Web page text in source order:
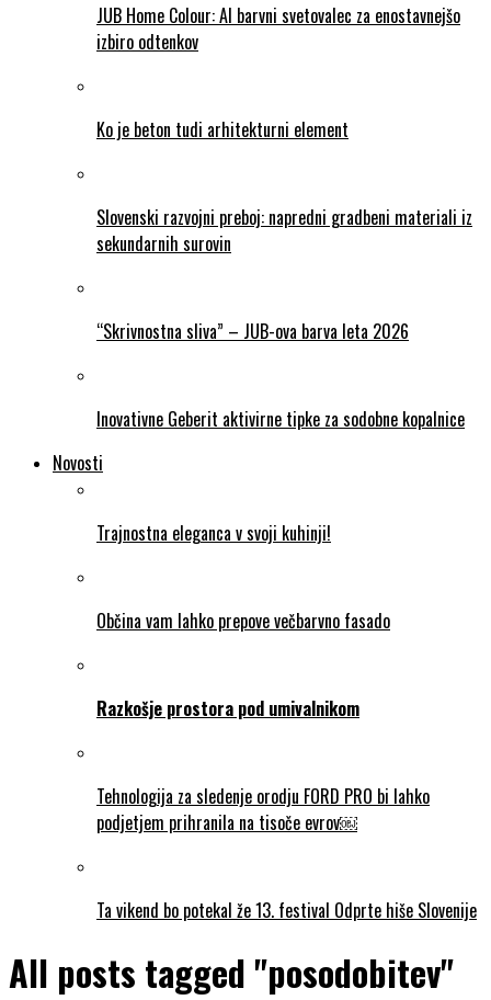
JUB Home Colour: AI barvni svetovalec za enostavnejšo
izbiro odtenkov
Ko je beton tudi arhitekturni element
Slovenski razvojni preboj: napredni gradbeni materiali iz
sekundarnih surovin
“Skrivnostna sliva” – JUB-ova barva leta 2026
Inovativne Geberit aktivirne tipke za sodobne kopalnice
Novosti
Trajnostna eleganca v svoji kuhinji!
Občina vam lahko prepove večbarvno fasado
Razkošje prostora pod umivalnikom
Tehnologija za sledenje orodju FORD PRO bi lahko
podjetjem prihranila na tisoče evrov￼
Ta vikend bo potekal že 13. festival Odprte hiše Slovenije
All posts tagged "posodobitev"